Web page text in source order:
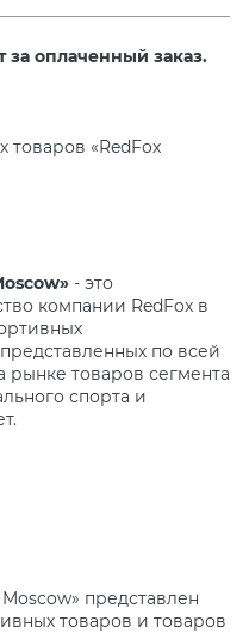
за оплаченный заказ.
товаров «RedFox
- это
компании RedFox в
по всей
рынке товаров сегмента
спорта и
представлен
товаров и товаров